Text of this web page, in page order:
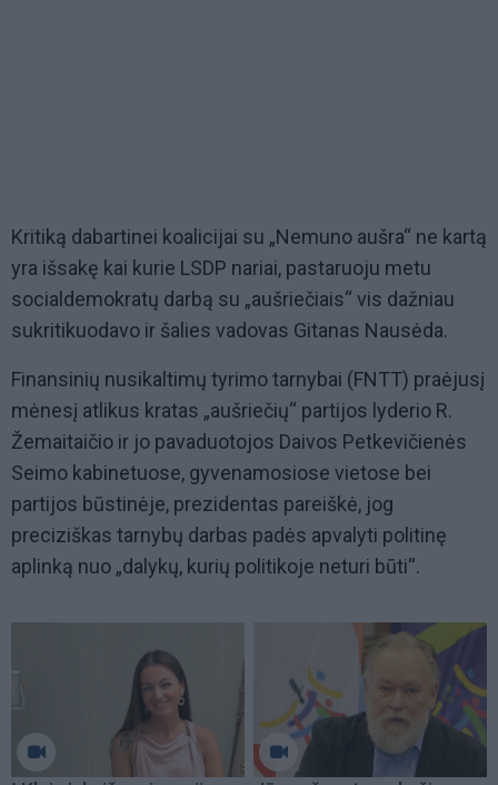
Kritiką dabartinei koalicijai su „Nemuno aušra“ ne kartą
yra išsakę kai kurie LSDP nariai, pastaruoju metu
socialdemokratų darbą su „aušriečiais“ vis dažniau
sukritikuodavo ir šalies vadovas Gitanas Nausėda.
Finansinių nusikaltimų tyrimo tarnybai (FNTT) praėjusį
mėnesį atlikus kratas „aušriečių“ partijos lyderio R.
Žemaitaičio ir jo pavaduotojos Daivos Petkevičienės
Seimo kabinetuose, gyvenamosiose vietose bei
partijos būstinėje, prezidentas pareiškė, jog
preciziškas tarnybų darbas padės apvalyti politinę
aplinką nuo „dalykų, kurių politikoje neturi būti“.